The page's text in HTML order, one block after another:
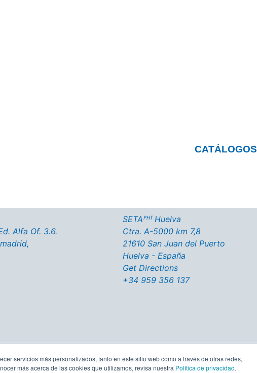
servicios más personalizados, tanto en este sitio web como a través de otras redes,
más acerca de las cookies que utilizamos, revisa nuestra Política de privacidad.
CATÁLOGOS
Alfa Of. 3.6.
SETAᴾᴴᵀ Huelva
Ctra. A-5000 km 7,8
21610 San Juan del Puerto
Huelva - España
Get Directions
+34 959 356 137